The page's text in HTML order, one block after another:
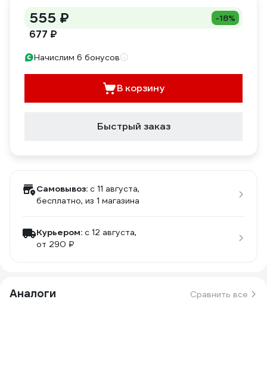
555 ₽ -18%
677 ₽
Начислим 6 бонусов
В корзину
Быстрый заказ
Самовывоз: c 11 августа,
бесплатно, из 1 магазина
Курьером: c 12 августа,
от 290 ₽
Аналоги Сравнить все